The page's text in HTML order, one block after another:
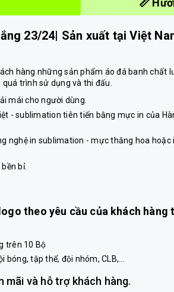
📏
23/24| Sản xuất tại Việt
hàng những sản phẩm áo đá banh chất
trình sử dụng và thi đấu.
mái cho người dùng.
- sublimation tiên tiến bằng mực in của
nghệ in sublimation - mực thăng hoa
bỉ.
theo yêu cầu của khách
trên 10 Bộ
bóng, tập thể, đội nhóm, CLB,...
mãi và hỗ trợ khách hàng.